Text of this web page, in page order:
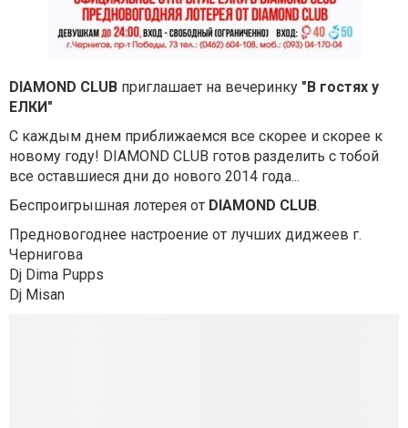
DIAMOND CLUB приглашает на вечеринку "В гостях у
ЕЛКИ"
С каждым днем приближаемся все скорее и скорее к
новому году! DIAMOND CLUB готов разделить с тобой
все оставшиеся дни до нового 2014 года...
Беспроигрышная лотерея от DIAMOND CLUB.
Предновогоднее настроение от лучших диджеев г.
Чернигова
Dj Dima Pupps
Dj Misan